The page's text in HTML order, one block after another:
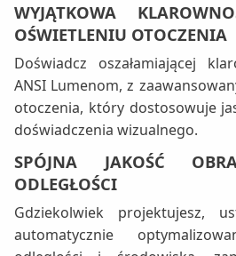
WYJĄTKOWA
OŚWIETLENIU OTOCZENIA
Doświadcz oszałamiającej
ANSI Lumenom, z
otoczenia, który dostosowuje
doświadczenia wizualnego.
SPÓJNA JAKOŚĆ
ODLEGŁOŚCI
Gdziekolwiek projektujesz,
automatycznie